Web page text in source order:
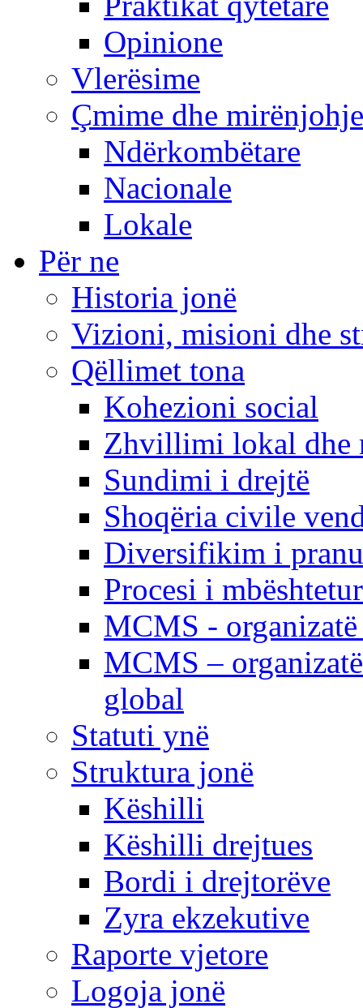
Opinione
Vlerësime
Çmime dhe mirënjohje
Ndërkombëtare
Nacionale
Lokale
Për ne
Historia jonë
Vizioni, misioni dhe
Qëllimet tona
Kohezioni social
Zhvillimi lokal dhe
Sundimi i drejtë
Shoqëria civile
Diversifikim i
Procesi i
MCMS -
MCMS –
global
Statuti ynë
Struktura jonë
Këshilli
Këshilli drejtues
Bordi i drejtorëve
Zyra ekzekutive
Raporte vjetore
Logoja jonë